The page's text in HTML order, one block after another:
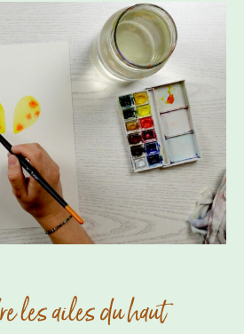
les ailes du haut